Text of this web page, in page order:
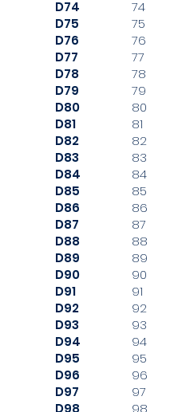
D74
D75
D76
D77
D78
D79
D80
D81
D82
D83
D84
D85
D86
D87
D88
D89
D90
D91
D92
D93
D94
D95
D96
D97
D98
74
75
76
77
78
79
80
81
82
83
84
85
86
87
88
89
90
91
92
93
94
95
96
97
98